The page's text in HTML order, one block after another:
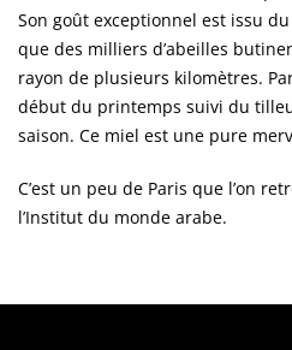
Son goût exceptionnel est issu
que des milliers d’abeilles
rayon de plusieurs kilomètres.
début du printemps suivi du
saison. Ce miel est une pure
C’est un peu de Paris que l’on
l’Institut du monde arabe.